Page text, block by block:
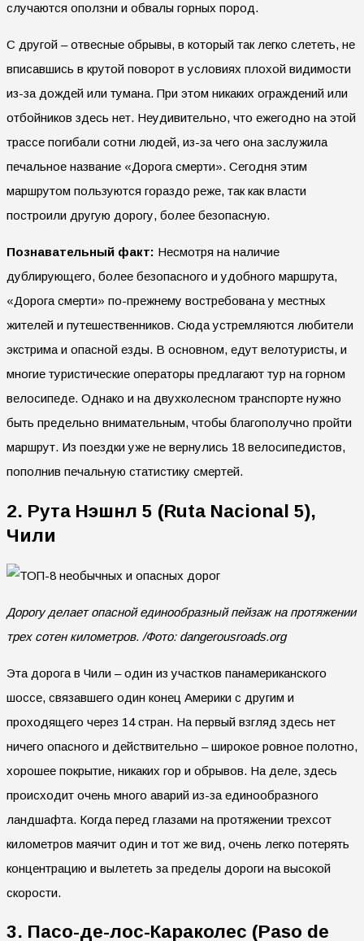
случаются оползни и обвалы горных пород.
С другой – отвесные обрывы, в который так легко слететь, не
вписавшись в крутой поворот в условиях плохой видимости
из-за дождей или тумана. При этом никаких ограждений или
отбойников здесь нет. Неудивительно, что ежегодно на этой
трассе погибали сотни людей, из-за чего она заслужила
печальное название «Дорога смерти». Сегодня этим
маршрутом пользуются гораздо реже, так как власти
построили другую дорогу, более безопасную.
Познавательный факт: Несмотря на наличие
дублирующего, более безопасного и удобного маршрута,
«Дорога смерти» по-прежнему востребована у местных
жителей и путешественников. Сюда устремляются любители
экстрима и опасной езды. В основном, едут велотуристы, и
многие туристические операторы предлагают тур на горном
велосипеде. Однако и на двухколесном транспорте нужно
быть предельно внимательным, чтобы благополучно пройти
маршрут. Из поездки уже не вернулись 18 велосипедистов,
пополнив печальную статистику смертей.
2. Рута Нэшнл 5 (Ruta Nacional 5),
Чили
Дорогу делает опасной единообразный пейзаж на протяжении
трех сотен километров. /Фото: dangerousroads.org
Эта дорога в Чили – один из участков панамериканского
шоссе, связавшего один конец Америки с другим и
проходящего через 14 стран. На первый взгляд здесь нет
ничего опасного и действительно – широкое ровное полотно,
хорошее покрытие, никаких гор и обрывов. На деле, здесь
происходит очень много аварий из-за единообразного
ландшафта. Когда перед глазами на протяжении трехсот
километров маячит один и тот же вид, очень легко потерять
концентрацию и вылететь за пределы дороги на высокой
скорости.
3. Пасо-де-лос-Караколес (Paso de